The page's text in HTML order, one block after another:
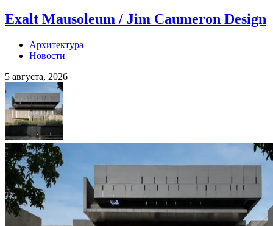
Exalt Mausoleum / Jim Caumeron Design
Архитектура
Новости
5 августа, 2026